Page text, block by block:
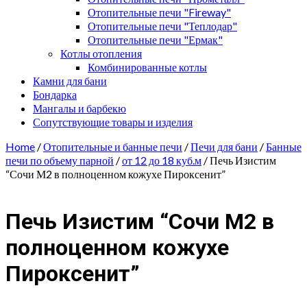
Отопительные печи "Fireway"
Отопительные печи "Теплодар"
Отопительные печи "Ермак"
Котлы отопления
Комбинированные котлы
Камни для бани
Бондарка
Мангалы и барбекю
Сопутствующие товары и изделия
Home /Отопительные и банные печи /Печи для бани /Банные
печи по объему парной /от 12 до 18 куб.м / Печь Изистим
“Сочи М2 в полноценном кожухе Пироксенит”
Печь Изистим “Сочи М2 в
полноценном кожухе
Пироксенит”